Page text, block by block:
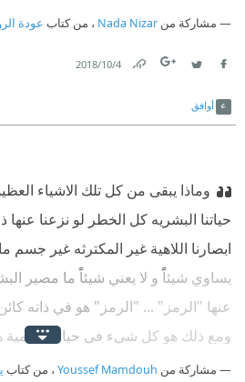
مشاركة من Nada Nizar ، من كتاب عودة
4‏/10‏/2018
أوافق
وماذا يبقى من كل تلك الاشياء
حياتنا البشريه كل الخطر لو نزعنا
ابصارنا اللاهية غير المكترثه غير
يساوي شيئاً و لا يعني شيئاً ما مصير
عنها "الرمز" ... "الرمز" هو في ذاته
ومع ذلك هو كل شيء في حياتنا الآدمية
عليه حياتنا وكل ما نملك من سمو نختال
مشاركة من Youssef Mamdouh ، من كتاب